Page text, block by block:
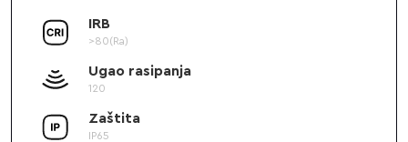
IRB
>80(Ra)
Ugao rasipanja
120
Zaštita
IP65